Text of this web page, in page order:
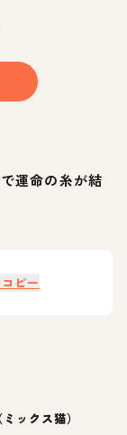
運命の糸が結
ピー
ックス猫）